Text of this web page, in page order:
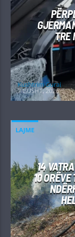
TRE
Kushtrim Guraj
7 GUSHT, 2026
LAJME
14
10 ORËVE